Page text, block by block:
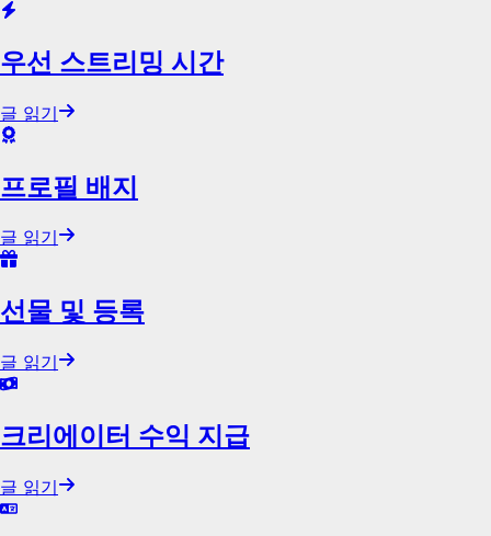
우선 스트리밍 시간
글 읽기
프로필 배지
글 읽기
선물 및 등록
글 읽기
크리에이터 수익 지급
글 읽기